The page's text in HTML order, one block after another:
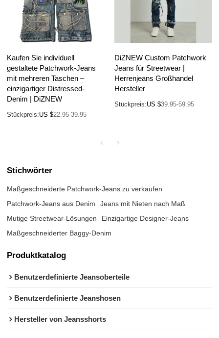
Kaufen Sie individuell
gestaltete Patchwork-Jeans
mit mehreren Taschen –
einzigartiger Distressed-
Denim | DiZNEW
Stückpreis:US $22.95-39.95
DiZNEW Custom Patchwork
Jeans für Streetwear |
Herrenjeans Großhandel
Hersteller
Stückpreis:US $39.95-59.95
Stichwörter
Maßgeschneiderte Patchwork-Jeans zu verkaufen
Patchwork-Jeans aus Denim
Jeans mit Nieten nach Maß
Mutige Streetwear-Lösungen
Einzigartige Designer-Jeans
Maßgeschneiderter Baggy-Denim
Produktkatalog
Benutzerdefinierte Jeansoberteile
Benutzerdefinierte Jeanshosen
Hersteller von Jeansshorts